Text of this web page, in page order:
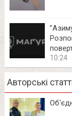
10:24
Авторські